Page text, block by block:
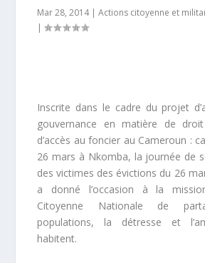
Mar 28, 2014|Actions citoyenne et
|
Inscrite dans le cadre du projet
gouvernance en matière de
d’accès au foncier au Cameroun :
26 mars à Nkomba, la journée de
des victimes des évictions du 26
a donné l’occasion à la
Citoyenne Nationale de
populations, la détresse et
habitent.